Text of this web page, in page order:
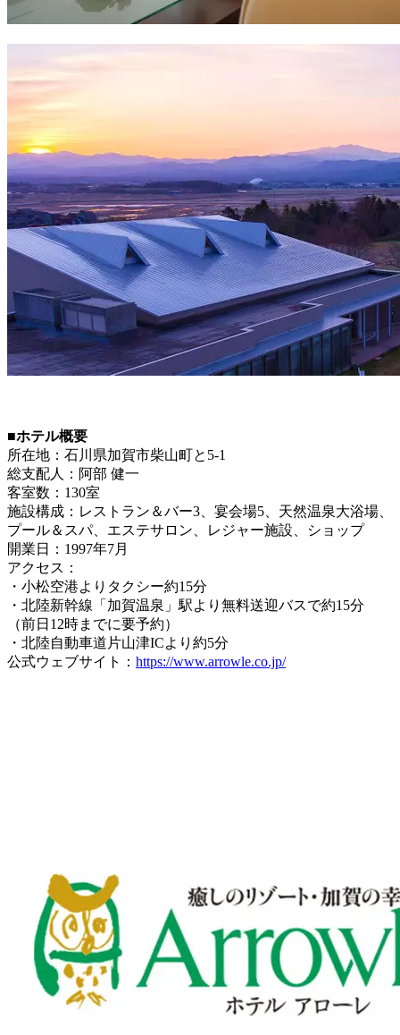
■ホテル概要
所在地：石川県加賀市柴山町と5-1
総支配人：阿部 健一
客室数：130室
施設構成：レストラン＆バー3、宴会場5、天然温泉大浴場、
プール＆スパ、エステサロン、レジャー施設、ショップ
開業日：1997年7月
アクセス：
・小松空港よりタクシー約15分
・北陸新幹線「加賀温泉」駅より無料送迎バスで約15分
（前日12時までに要予約）
・北陸自動車道片山津ICより約5分
公式ウェブサイト： https://www.arrowle.co.jp/